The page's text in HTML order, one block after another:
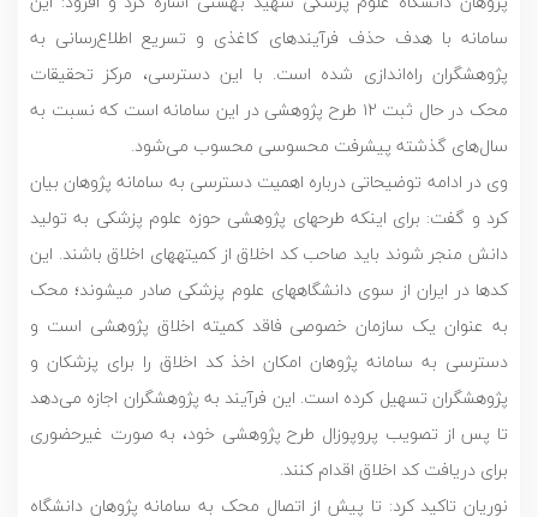
سامانه با هدف حذف فرآیندهای کاغذی و تسریع اطلاع‌رسانی به
پژوهشگران راه‌اندازی شده است. با این دسترسی، مرکز تحقیقات
محک در حال ثبت ۱۲ طرح پژوهشی در این سامانه است که نسبت به
سال‌های گذشته پیشرفت محسوسی محسوب می‌شود.
وی در ادامه توضیحاتی درباره اهمیت دسترسی به سامانه پژوهان بیان
کرد و گفت: برای اینکه طرح­های پژوهشی حوزه علوم پزشکی به تولید
دانش منجر شوند باید صاحب کد اخلاق از کمیته­های اخلاق باشند. این
کدها در ایران از سوی دانشگاه­های علوم پزشکی صادر می­شوند؛ محک
به عنوان یک سازمان خصوصی فاقد کمیته اخلاق پژوهشی است و
دسترسی به سامانه پژوهان امکان اخذ کد اخلاق را برای پزشكان و
پژوهشگران تسهیل کرده است. این فرآیند به پژوهشگران اجازه می‌دهد
تا پس از تصویب پروپوزال طرح پژوهشی خود، به صورت غیرحضوری
برای دریافت کد اخلاق اقدام کنند.
نوریان تاکید کرد: تا پیش از اتصال محک به سامانه پژوهان دانشگاه